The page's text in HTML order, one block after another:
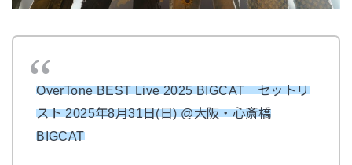
OverTone BEST Live 2025 BIGCAT セットリ
スト 2025年8月31日(日) @大阪・心斎橋
BIGCAT